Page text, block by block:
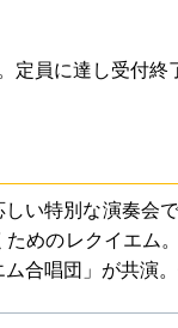
定員に達し受付
い特別な演奏
めのレクイエ
合唱団」が共演